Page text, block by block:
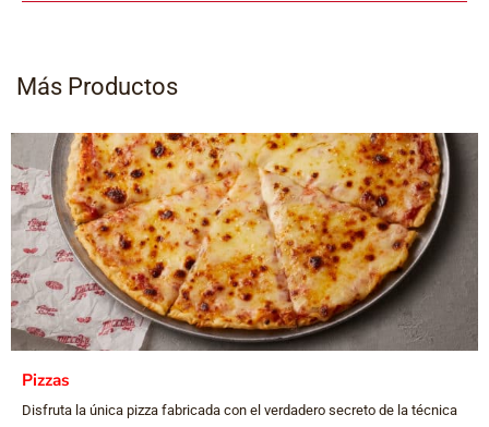
Más Productos
Pizzas
Disfruta la única pizza fabricada con el verdadero secreto de la técnica